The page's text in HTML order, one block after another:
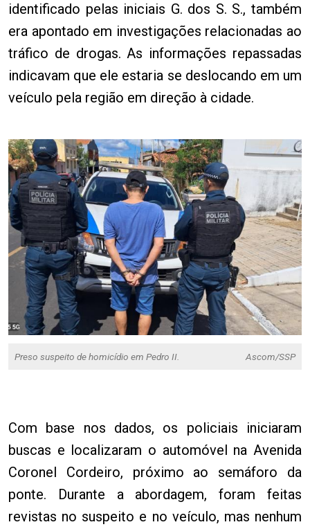
identificado pelas iniciais G. dos S. S., também
era apontado em investigações relacionadas ao
tráfico de drogas. As informações repassadas
indicavam que ele estaria se deslocando em um
veículo pela região em direção à cidade.
Preso suspeito de homicídio em Pedro II. Ascom/SSP
Com base nos dados, os policiais iniciaram
buscas e localizaram o automóvel na Avenida
Coronel Cordeiro, próximo ao semáforo da
ponte. Durante a abordagem, foram feitas
revistas no suspeito e no veículo, mas nenhum